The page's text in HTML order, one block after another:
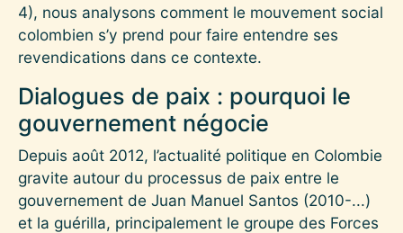
4), nous analysons comment le mouvement social
colombien s’y prend pour faire entendre ses
revendications dans ce contexte.
Dialogues de paix : pourquoi le
gouvernement négocie
Depuis août 2012, l’actualité politique en Colombie
gravite autour du processus de paix entre le
gouvernement de Juan Manuel Santos (2010-...)
et la guérilla, principalement le groupe des Forces